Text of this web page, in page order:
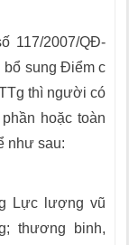
117/2007/QĐ-
bổ sung Điểm c
thì người có
hoặc toàn
như sau:
Lực lượng vũ
thương binh,